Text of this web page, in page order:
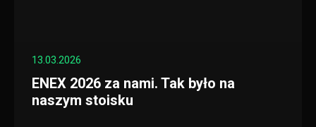
13.03.2026
ENEX 2026 za nami. Tak było na
naszym stoisku